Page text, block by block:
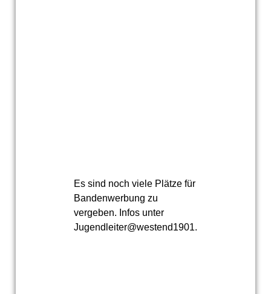
Es sind noch viele Plätze für
Bandenwerbung zu
vergeben. Infos unter
Jugendleiter@westend1901.de